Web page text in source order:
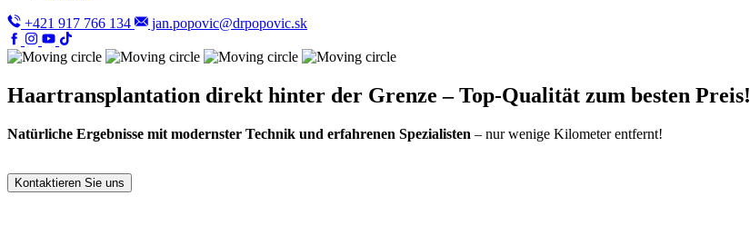
+421 917 766 134 jan.popovic@drpopovic.sk
Haartransplantation direkt hinter der Grenze – Top-Qualität zum besten Preis!
Natürliche Ergebnisse mit modernster Technik und erfahrenen Spezialisten – nur wenige Kilometer entfernt!
Kontaktieren Sie uns